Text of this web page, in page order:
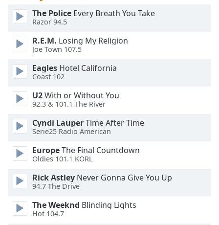
selected
Picture-
Picture
Fullscreen
This
modal
window.
Beginning
dialog
window.
Escape
The Police Every Breath You Take
Razor 94.5
R.E.M. Losing My Religion
Joe Town 107.5
Eagles Hotel California
Coast 102
U2With or Without You
92.3 & 101.1 The River
Cyndi LauperTime After Time
Serie25 Radio American
EuropeThe Final Countdown
Oldies 101.1 KORL
Rick Astley Never Gonna Give You Up
94.7 The Drive
The Weeknd Blinding Lights
Hot 104.7